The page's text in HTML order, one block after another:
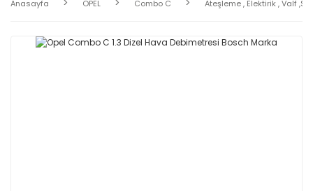
Anasayfa OPEL Combo C Ateşleme , Elektirik , Valf